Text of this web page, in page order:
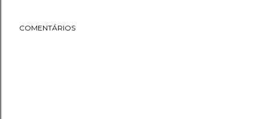
COMENTÁRIOS